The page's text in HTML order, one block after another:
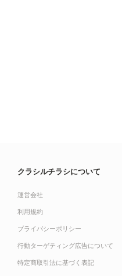
クラシルチラシについて
運営会社
利用規約
プライバシーポリシー
行動ターゲティング広告について
特定商取引法に基づく表記